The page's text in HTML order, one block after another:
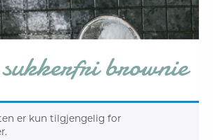
brownie
er kun tilgjengelig for